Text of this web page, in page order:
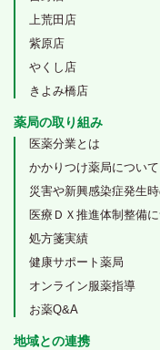
上荒田店
紫原店
やくし店
きよみ橋店
薬局の取り組み
医薬分業とは
かかりつけ薬局について
災害や新興感染症発生
医療ＤＸ推進体制整備
処方箋実績
健康サポート薬局
オンライン服薬指導
お薬Q&A
地域との連携